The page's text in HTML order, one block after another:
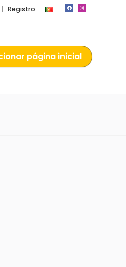
Registro
página inicial